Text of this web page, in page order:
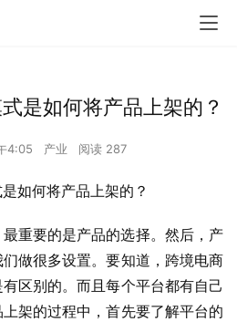
是如何将产品上架的？
4:05 产业 阅读 287
如何将产品上架的？
重要的是产品的选择。然后，产
做很多设置。要知道，跨境电商
区别的。而且每个平台都有自己
架的过程中，首先要了解平台的